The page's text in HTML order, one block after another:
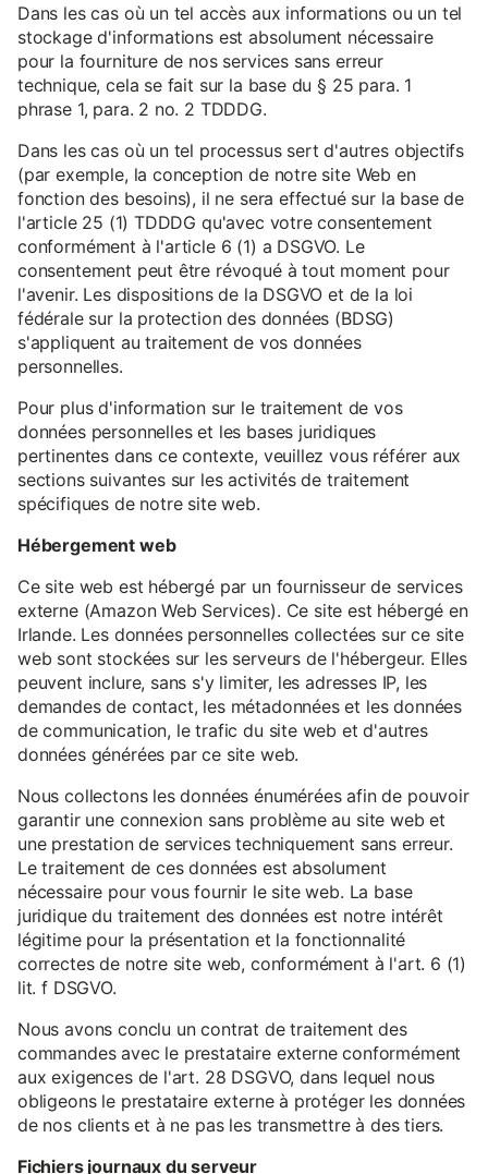
Dans les cas où un tel accès aux informations ou un tel
stockage d'informations est absolument nécessaire
pour la fourniture de nos services sans erreur
technique, cela se fait sur la base du § 25 para. 1
phrase 1, para. 2 no. 2 TDDDG.
Dans les cas où un tel processus sert d'autres objectifs
(par exemple, la conception de notre site Web en
fonction des besoins), il ne sera effectué sur la base de
l'article 25 (1) TDDDG qu'avec votre consentement
conformément à l'article 6 (1) a DSGVO. Le
consentement peut être révoqué à tout moment pour
l'avenir. Les dispositions de la DSGVO et de la loi
fédérale sur la protection des données (BDSG)
s'appliquent au traitement de vos données
personnelles.
Pour plus d'information sur le traitement de vos
données personnelles et les bases juridiques
pertinentes dans ce contexte, veuillez vous référer aux
sections suivantes sur les activités de traitement
spécifiques de notre site web.
Hébergement web
Ce site web est hébergé par un fournisseur de services
externe (Amazon Web Services). Ce site est hébergé en
Irlande. Les données personnelles collectées sur ce site
web sont stockées sur les serveurs de l'hébergeur. Elles
peuvent inclure, sans s'y limiter, les adresses IP, les
demandes de contact, les métadonnées et les données
de communication, le trafic du site web et d'autres
données générées par ce site web.
Nous collectons les données énumérées afin de pouvoir
garantir une connexion sans problème au site web et
une prestation de services techniquement sans erreur.
Le traitement de ces données est absolument
nécessaire pour vous fournir le site web. La base
juridique du traitement des données est notre intérêt
légitime pour la présentation et la fonctionnalité
correctes de notre site web, conformément à l'art. 6 (1)
lit. f DSGVO.
Nous avons conclu un contrat de traitement des
commandes avec le prestataire externe conformément
aux exigences de l'art. 28 DSGVO, dans lequel nous
obligeons le prestataire externe à protéger les données
de nos clients et à ne pas les transmettre à des tiers.
Fichiers journaux du serveur